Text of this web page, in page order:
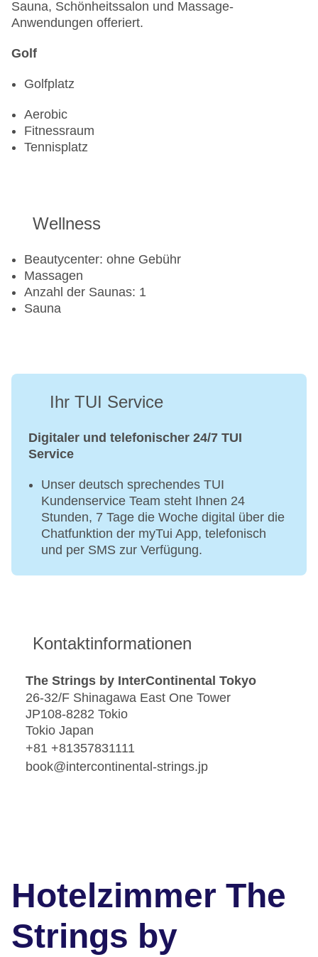
Sauna, Schönheitssalon und Massage-
Anwendungen offeriert.
Golf
Golfplatz
Aerobic
Fitnessraum
Tennisplatz
Wellness
Beautycenter: ohne Gebühr
Massagen
Anzahl der Saunas: 1
Sauna
Ihr TUI Service
Digitaler und telefonischer 24/7 TUI
Service
Unser deutsch sprechendes TUI
Kundenservice Team steht Ihnen 24
Stunden, 7 Tage die Woche digital über die
Chatfunktion der myTui App, telefonisch
und per SMS zur Verfügung.
Kontaktinformationen
The Strings by InterContinental Tokyo
26-32/F Shinagawa East One Tower
JP108-8282 Tokio
Tokio Japan
+81 +81357831111
book@intercontinental-strings.jp
Hotelzimmer The
Strings by